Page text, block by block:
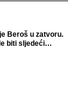
Beroš u zatvoru.
biti sljedeći